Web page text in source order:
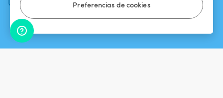
Preferencias de cookies